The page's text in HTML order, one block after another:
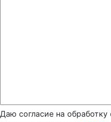
Даю согласие на